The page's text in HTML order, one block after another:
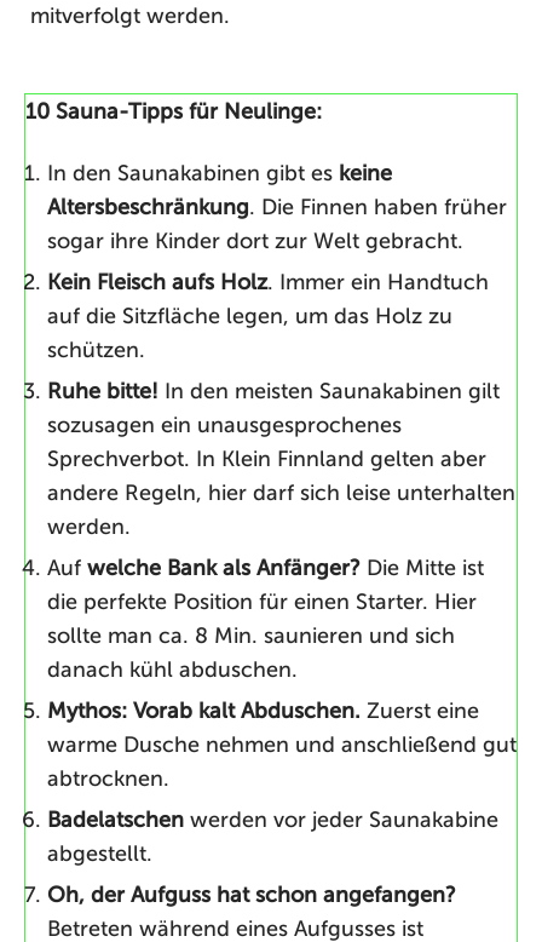
mitverfolgt werden.
10 Sauna-Tipps für Neulinge:
In den Saunakabinen gibt es keine
Altersbeschränkung. Die Finnen haben früher
sogar ihre Kinder dort zur Welt gebracht.
Kein Fleisch aufs Holz. Immer ein Handtuch
auf die Sitzfläche legen, um das Holz zu
schützen.
Ruhe bitte! In den meisten Saunakabinen gilt
sozusagen ein unausgesprochenes
Sprechverbot. In Klein Finnland gelten aber
andere Regeln, hier darf sich leise unterhalten
werden.
Auf welche Bank als Anfänger? Die Mitte ist
die perfekte Position für einen Starter. Hier
sollte man ca. 8 Min. saunieren und sich
danach kühl abduschen.
Mythos: Vorab kalt Abduschen. Zuerst eine
warme Dusche nehmen und anschließend gut
abtrocknen.
Badelatschen werden vor jeder Saunakabine
abgestellt.
Oh, der Aufguss hat schon angefangen?
Betreten während eines Aufgusses ist